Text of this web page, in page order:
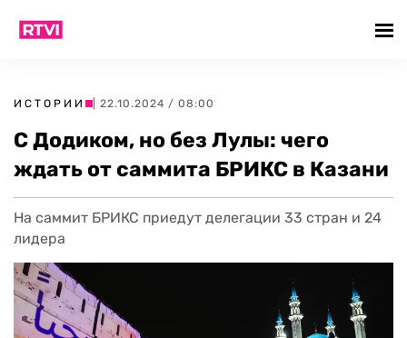
ИСТОРИИ | 22.10.2024 / 08:00
С Додиком, но без Лулы: чего
ждать от саммита БРИКС в Казани
На саммит БРИКС приедут делегации 33 стран и 24
лидера